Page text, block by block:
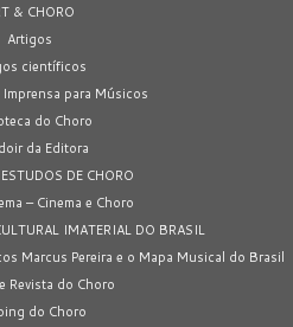
& CHORO
Artigos
científicos
para Músicos
do Choro
da Editora
DE CHORO
– Cinema e Choro
IMATERIAL DO BRASIL
Marcus Pereira e o Mapa Musical do Brasil
Revista do Choro
do Choro